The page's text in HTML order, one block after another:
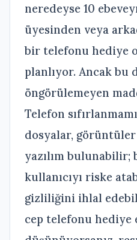
neredeyse 10
üyesinden veya
bir telefonu hediye
planlıyor. Ancak bu
öngörülemeyen
Telefon
dosyalar, görüntüler
yazılım
kullanıcıyı riske
gizliliğini ihlal
cep telefonu hediye